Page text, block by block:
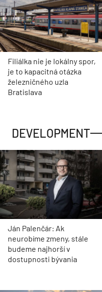
Filiálka nie je lokálny spor,
je to kapacitná otázka
železničného uzla
Bratislava
DEVELOPMENT
Ján Palenčár: Ak
neurobíme zmeny, stále
budeme najhorší v
dostupnosti bývania